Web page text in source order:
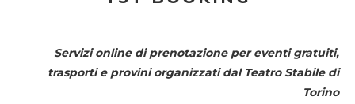
Servizi online di prenotazione per eventi gratuiti,
trasporti e provini organizzati dal Teatro Stabile di
Torino